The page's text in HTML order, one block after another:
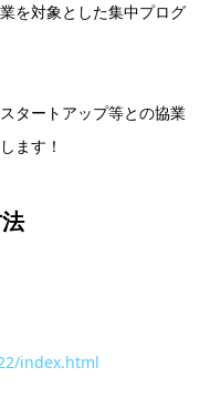
を対象とした集中プログ
タートアップ等との協業
ます！
index.html